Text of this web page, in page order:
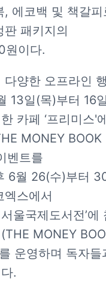
, 에코백 및 책갈피
판 패키지의
원이다.
다양한 오프라인
13일(목)부터 16
카페 ‘프리미스'에
MONEY BOOK
벤트를
6월 26(수)부터
엑스에서
울국제도서전’에
MONEY
를 운영하며 독자
.